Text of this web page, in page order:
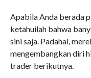
Apabila Anda berada
ketahuilah bahwa
sini saja. Padahal,
mengembangkan diri
trader berikutnya.